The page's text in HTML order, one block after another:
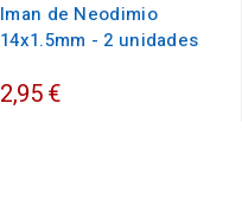
Iman de Neodimio
14x1.5mm - 2 unidades
2,95 €